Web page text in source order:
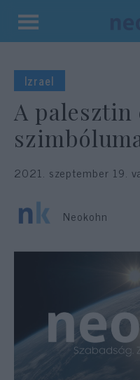
Kilépés
tartalomba
Izrael
A palesztin
2021. szeptember 19.
Neokohn